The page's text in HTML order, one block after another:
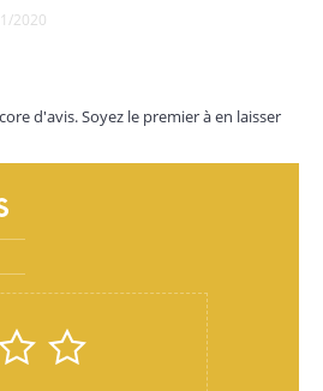
2020
d'avis. Soyez le premier à en laisser